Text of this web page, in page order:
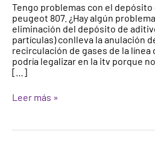
Tengo problemas con el
peugeot 807. ¿Hay algún
eliminación del depósito de
partículas) conlleva la anulación
recirculación de gases de la línea
podría legalizar en la itv porque
[…]
fap
(filtro
de
partículas)
Leer más »